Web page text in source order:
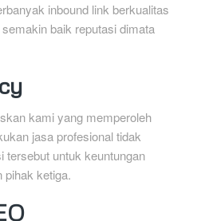
inbound link berkualitas
baik reputasi dimata
kami yang memperoleh
jasa profesional tidak
tersebut untuk keuntungan
pihak ketiga.